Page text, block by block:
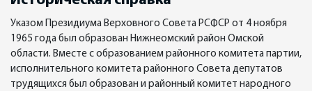
Указом Президиума Верховного Совета РСФСР от 4 ноября
1965 года был образован Нижнеомский район Омской
области. Вместе с образованием районного комитета партии,
исполнительного комитета районного Совета депутатов
трудящихся был образован и районный комитет народного